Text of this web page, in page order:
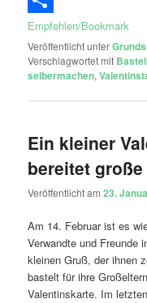
Empfehlen/Bookmark
Veröffentlicht unter
Verschlagwortet mit
selbermachen,
Ein kleiner
bereitet große
Veröffentlicht am23.
Am 14. Februar ist es
Verwandte und Freunde
kleinen Gruß, der ihnen
bastelt für ihre
Valentinskarte. Im